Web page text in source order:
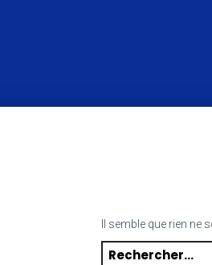
Il semble que rien ne